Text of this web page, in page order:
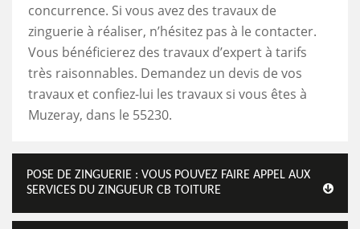
concurrence. Si vous avez des travaux de
zinguerie à réaliser, n’hésitez pas à le contacter.
Vous bénéficierez des travaux d’expert à tarifs
très raisonnables. Demandez un devis de vos
travaux et confiez-lui les travaux si vous êtes à
Muzeray, dans le 55230.
POSE DE ZINGUERIE : VOUS POUVEZ FAIRE APPEL AUX
SERVICES DU ZINGUEUR CB TOITURE